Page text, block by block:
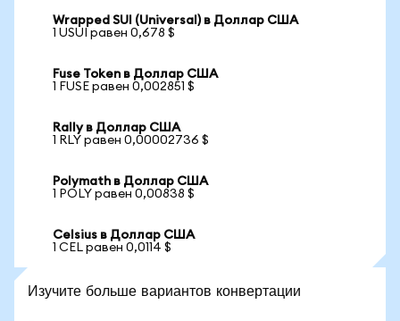
Wrapped SUI (Universal) в Доллар США
1 USUI равен 0,678 $
Fuse Token в Доллар США
1 FUSE равен 0,002851 $
Rally в Доллар США
1 RLY равен 0,00002736 $
Polymath в Доллар США
1 POLY равен 0,00838 $
Celsius в Доллар США
1 CEL равен 0,0114 $
Изучите больше вариантов конвертации